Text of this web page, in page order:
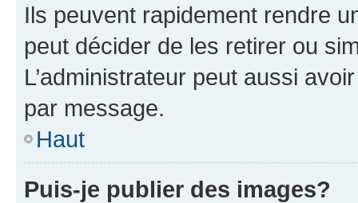
Ils peuvent rapidement rendre
peut décider de les retirer ou
L’administrateur peut aussi
par message.
Haut
Puis-je publier des images?